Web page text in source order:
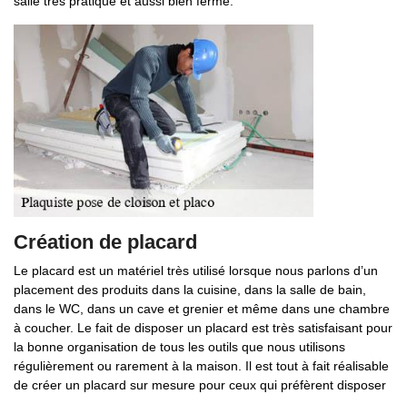
Création de placard
Le placard est un matériel très utilisé lorsque nous parlons d’un
placement des produits dans la cuisine, dans la salle de bain,
dans le WC, dans un cave et grenier et même dans une chambre
à coucher. Le fait de disposer un placard est très satisfaisant pour
la bonne organisation de tous les outils que nous utilisons
régulièrement ou rarement à la maison. Il est tout à fait réalisable
de créer un placard sur mesure pour ceux qui préfèrent disposer